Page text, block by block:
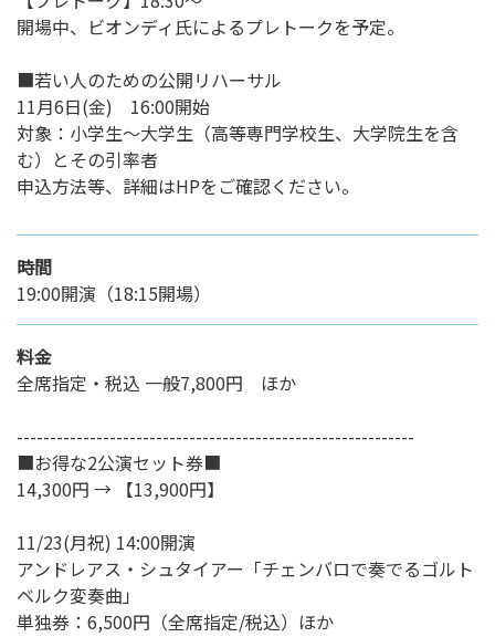
開場中、ビオンディ氏によるプレトークを予定。
■若い人のための公開リハーサル
11月6日(金) 16:00開始
対象：小学生～大学生（高等専門学校生、大学院生を含
む）とその引率者
申込方法等、詳細はHPをご確認ください。
時間
19:00開演（18:15開場）
料金
全席指定・税込 一般7,800円 ほか
------------------------------------------------------------
■お得な2公演セット券■
14,300円 → 【13,900円】
11/23(月祝) 14:00開演
アンドレアス・シュタイアー「チェンバロで奏でるゴルト
ベルク変奏曲」
単独券：6,500円（全席指定/税込）ほか